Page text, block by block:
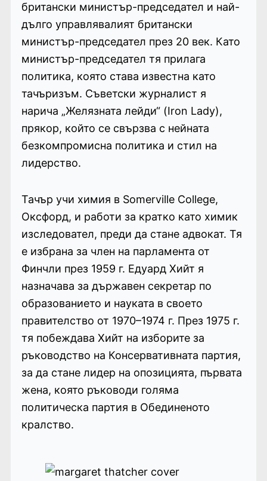
британски министър-председател и най-
дълго управлявалият британски
министър-председател през 20 век. Като
министър-председател тя прилага
политика, която става известна като
тачъризъм. Съветски журналист я
нарича „Желязната лейди“ (Iron Lady),
прякор, който се свързва с нейната
безкомпромисна политика и стил на
лидерство.
Тачър учи химия в Somerville College,
Оксфорд, и работи за кратко като химик
изследовател, преди да стане адвокат. Тя
е избрана за член на парламента от
Финчли през 1959 г. Едуард Хийт я
назначава за държавен секретар по
образованието и науката в своето
правителство от 1970–1974 г. През 1975 г.
тя побеждава Хийт на изборите за
ръководство на Консервативната партия,
за да стане лидер на опозицията, първата
жена, която ръководи голяма
политическа партия в Обединеното
кралство.